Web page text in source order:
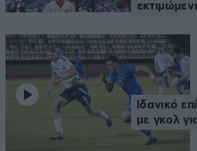
Ιδανικό
με γκολ